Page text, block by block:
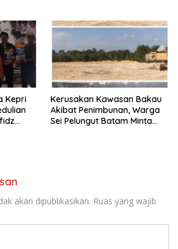
Kepri
Kerusakan Kawasan Bakau
Akibat Penimbunan, Warga
Sei Pelungut Batam Minta
akan dipublikasikan. Ruas yang wajib